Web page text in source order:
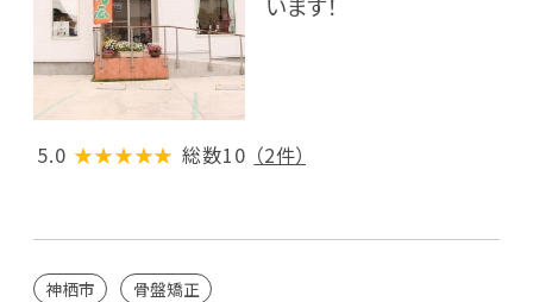
5.0 ★★★★★ 総数10 （2件）
神栖市 骨盤矯正